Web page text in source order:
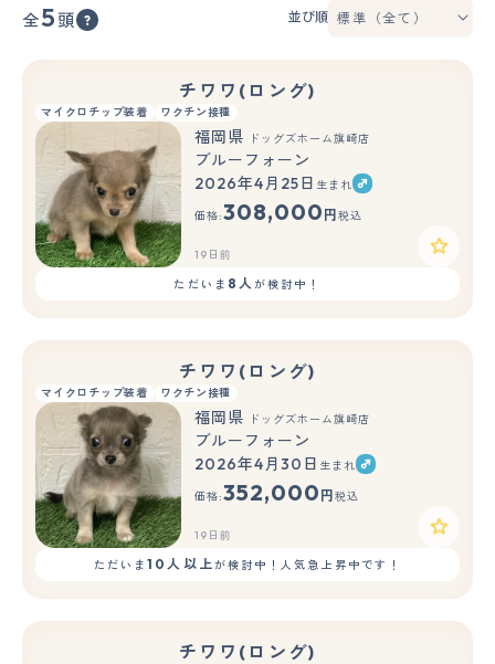
全5 頭 並び順
チワワ(ロング)
マイクロチップ装着 ワクチン接種
福岡県 ドッグズホーム旗崎店
ブルーフォーン
2026年4月25日 生まれ
価格:308,000 円 税込
19日前
ただいま 8人が検討中！
チワワ(ロング)
マイクロチップ装着 ワクチン接種
福岡県 ドッグズホーム旗崎店
ブルーフォーン
2026年4月30日 生まれ
価格:352,000 円 税込
19日前
ただいま10人以上が検討中！人気急上昇中です！
チワワ(ロング)